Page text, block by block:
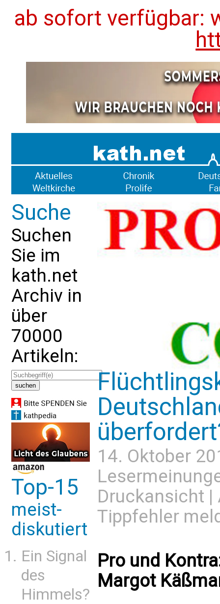
ab sofort verfügbar:
Suche
Suchen
Sie im
kath.net
Archiv in
über
70000
Artikeln:
Top-15
meist-
diskutiert
Ein Signal
des
Himmels?
14. Oktober
Druckansicht |
Tippfehler
Pro und
Margot